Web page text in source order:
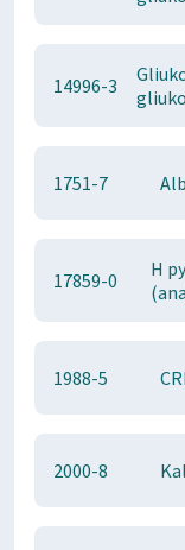
14996-3
1751-7
17859-0
H
1988-5
2000-8